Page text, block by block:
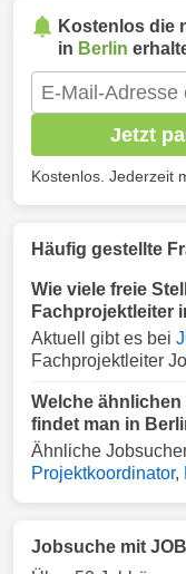
Kostenlos die
in Berlin
Jetzt
Kostenlos. Jederzeit
Häufig gestellte
Wie viele freie
Fachprojektleiter
Aktuell gibt es bei
Fachprojektleiter
Welche
findet man in
Ähnliche
Projektkoordinator,
Jobsuche mit